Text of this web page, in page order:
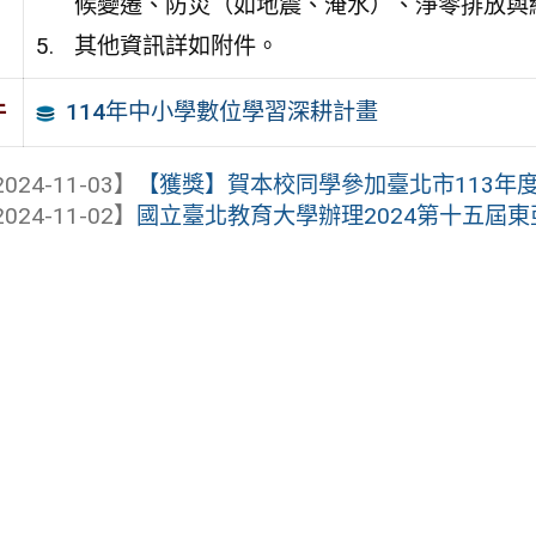
其他資訊詳如附件。
114年中小學數位學習深耕計畫
11-03】
【獲獎】賀本校同學參加臺北市113年
11-02】
國立臺北教育大學辦理2024第十五屆